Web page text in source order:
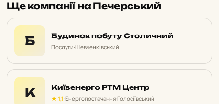
Ще компанії на Печерський
Б Будинок побуту Столичний
Послуги·Шевченківський
К Київенерго РТМ Центр
★ 1,1·Енергопостачання·Голосіївський